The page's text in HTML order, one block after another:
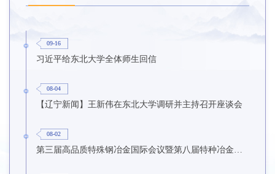
09-16
习近平给东北大学全体师生回信
08-04
【辽宁新闻】王新伟在东北大学调研并主持召开座谈会
08-02
第三届高品质特殊钢冶金国际会议暨第八届特种冶金技术学术会议在东北大学召开